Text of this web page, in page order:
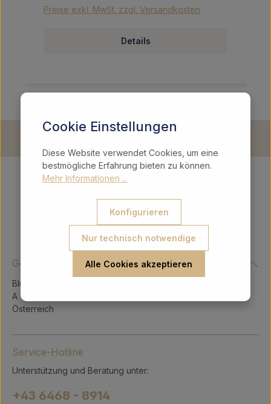
Preise exkl. MwSt. zzgl. Versandkosten
Details
Gerry Intergeschenke Ges.m.b.H.
Blühnbachstraße 9
A - 5451 Tenneck
Österreich
Service-Hotline
Unterstützung und Beratung unter:
+43 6468 - 8914
Cookie Einstellungen
Diese Website verwendet Cookies, um eine
bestmögliche Erfahrung bieten zu können.
Mehr Informationen ...
Nur technisch notwendige
Konfigurieren
Alle Cookies akzeptieren